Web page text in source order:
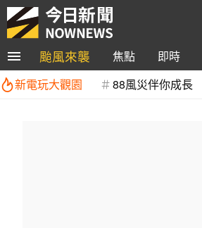
颱風來襲 焦點 即時
新電玩大觀園
88風災伴你成長